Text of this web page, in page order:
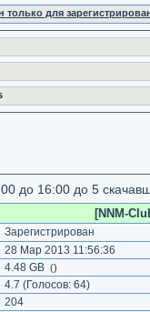
только для
до 16:00 до 5
[NNM-
Зарегистрирован
28 Мар 2013 11:56:36
4.48 GB ()
4.7 (Голосов: 64)
204